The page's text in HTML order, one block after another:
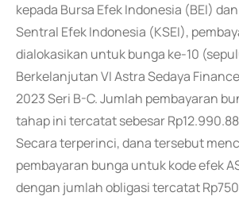
kepada Bursa Efek Indonesia (BEI)
Sentral Efek Indonesia (KSEI),
dialokasikan untuk bunga ke-10
Berkelanjutan VI Astra Sedaya
2023 Seri B-C. Jumlah pembayaran
tahap ini tercatat sebesar
Secara terperinci, dana tersebut
pembayaran bunga untuk kode efek
dengan jumlah obligasi tercatat